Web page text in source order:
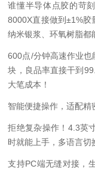
谁懂半导体点胶的苛
8000X直接做到±1%胶
纳米银浆、环氧树脂都
600点/分钟高速作业
块，良品率直接干到
大笔成本！
智能便捷操作，适配精
拒绝复杂操作！4.3英
时就能上手，多语言切
支持PC端无缝对接，